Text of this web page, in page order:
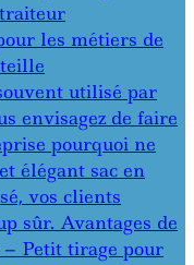
les métiers de
utilisé par
envisagez de faire
pourquoi ne
élégant sac en
vos clients
sûr. Avantages de
Petit tirage pour